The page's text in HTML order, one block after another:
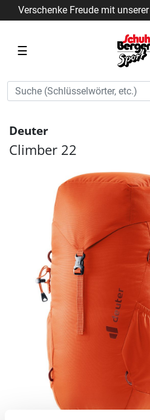
Verschenke Freude mit unserer
☰
Deuter
Climber 22